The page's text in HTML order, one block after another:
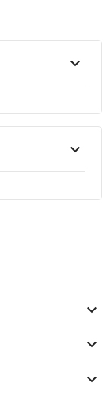




